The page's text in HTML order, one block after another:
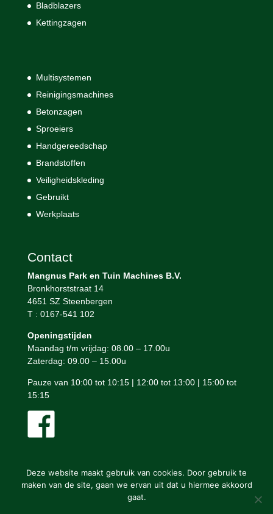
Bladblazers
Kettingzagen
Multisystemen
Reinigingsmachines
Betonzagen
Sproeiers
Handgereedschap
Brandstoffen
Veiligheidskleding
Gebruikt
Werkplaats
Contact
Mangnus Park en Tuin Machines B.V.
Bronkhorststraat 14
4651 SZ Steenbergen
T : 0167-541 102
Openingstijden
Maandag t/m vrijdag: 08.00 – 17.00u
Zaterdag: 09.00 – 15.00u
Pauze van 10:00 tot 10:15 | 12:00 tot 13:00 | 15:00 tot
15:15
Deze website maakt gebruik van cookies. Door gebruik te
maken van de site, gaan we ervan uit dat u hiermee akkoord
gaat.